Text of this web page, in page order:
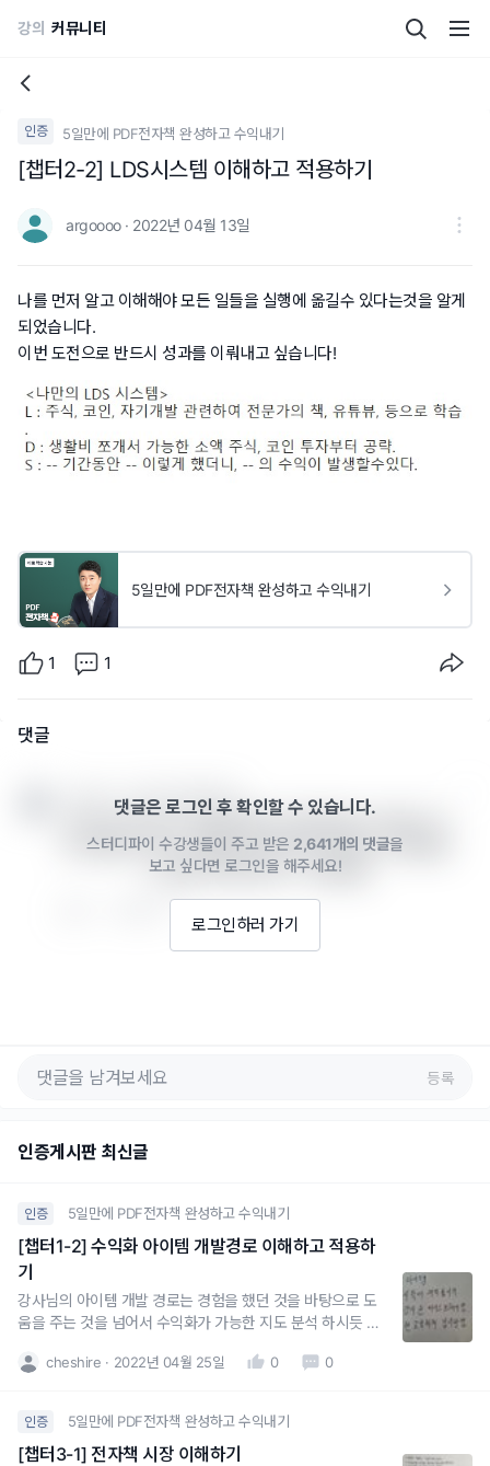
강의 커뮤니티
인증 5일만에 PDF전자책 완성하고 수익내기
[챕터2-2] LDS시스템 이해하고 적용하기
argoooo · 2022년 04월 13일
나를 먼저 알고 이해해야 모든 일들을 실행에 옮길수 있다는것을 알게
되었습니다.
이번 도전으로 반드시 성과를 이뤄내고 싶습니다!
5일만에 PDF전자책 완성하고 수익내기
1 1
댓글
잘 되고 계시는지 진행 상황이 궁금하네요 비슷한 시기
에 진행하신 분이 성과를 내시면 저도 힘내서 더 몰입할
수 있을 것 같아서요^^ 힘내세요
댓글은 로그인 후 확인할 수 있습니다.
스터디파이 수강생들이 주고 받은 2,641개의 댓글을
보고 싶다면 로그인을 해주세요!
로그인하러 가기
등록
인증게시판 최신글
인증 5일만에 PDF전자책 완성하고 수익내기
[챕터1-2] 수익화 아이템 개발경로 이해하고 적용하
기
강사님의 아이템 개발 경로는 경험을 했던 것을 바탕으로 도
움을 주는 것을 넘어서 수익화가 가능한 지도 분석 하시듯 하
더 많이 공부하고 습득 하신듯 하고요
cheshire 2022년 04월 25일 0 0
인증 5일만에 PDF전자책 완성하고 수익내기
[챕터3-1] 전자책 시장 이해하기